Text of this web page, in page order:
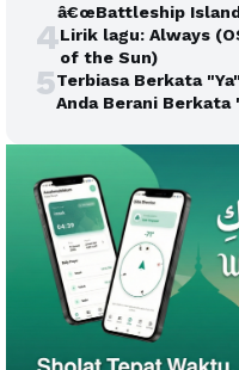
â€œBattleship
4Lirik lagu: Always
of the Sun)
5Terbiasa Berkata
Anda Berani Berkata